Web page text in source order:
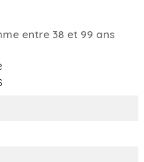
entre 38 et 99 ans